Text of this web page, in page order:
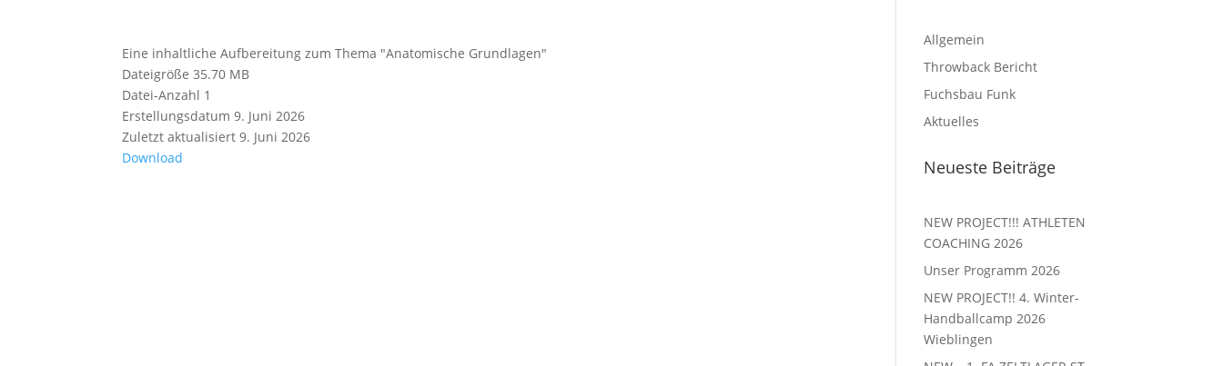
Eine inhaltliche Aufbereitung zum Thema "Anatomische Grundlagen"
Dateigröße 35.70 MB
Datei-Anzahl 1
Erstellungsdatum 9. Juni 2026
Zuletzt aktualisiert 9. Juni 2026
Download
Allgemein
Throwback Bericht
Fuchsbau Funk
Aktuelles
Neueste Beiträge
NEW PROJECT!!! ATHLETEN
COACHING 2026
Unser Programm 2026
NEW PROJECT!! 4. Winter-
Handballcamp 2026
Wieblingen